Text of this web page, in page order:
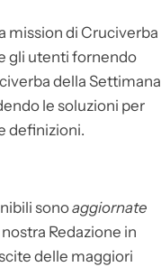
mission di Cruciverba
gli utenti fornendo
della Settimana
le soluzioni per
definizioni.
sonoaggiornate
Redazione in
delle maggiori